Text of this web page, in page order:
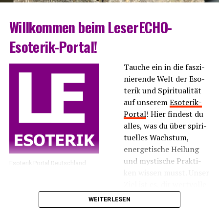
Will­kom­men beim LeserECHO-
Esoterik-Portal!
Eso­te­rik Por­tal Deutschland
Tau­che ein in die fas­zi­
nie­ren­de Welt der Eso­
te­rik und Spi­ri­tua­li­tät
auf unse­remEso­te­rik-
Por­tal! Hier fin­dest du
alles, was du über spi­ri­
tu­el­les Wachs­tum,
ener­ge­ti­sche Hei­lung
und mys­ti­sche Prak­ti­
Infor­ma­tio­nen und
Inspi­ra­tio­nen zu bie­ten, die dir hel­fen, dei­ne inne­re
WEITERLESEN